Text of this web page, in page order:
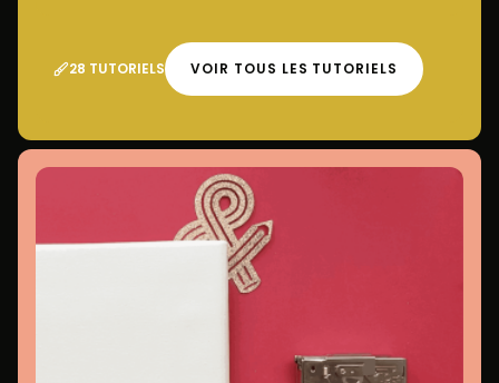
28 TUTORIELS VOIR TOUS LES TUTORIELS